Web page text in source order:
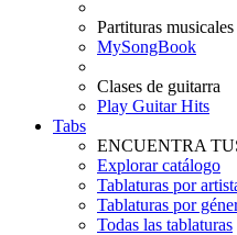
Partituras musicales
MySongBook
Clases de guitarra
Play Guitar Hits
Tabs
ENCUENTRA
Explorar catálogo
Tablaturas por
Tablaturas por
Todas las tablaturas